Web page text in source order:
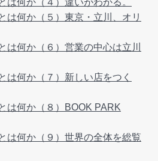
は何か（５）東京・立川、オリ
は何か（６）営業の中心は立川
は何か（７）新しい店をつく
は何か（８）BOOK PARK
は何か（９）世界の全体を総覧